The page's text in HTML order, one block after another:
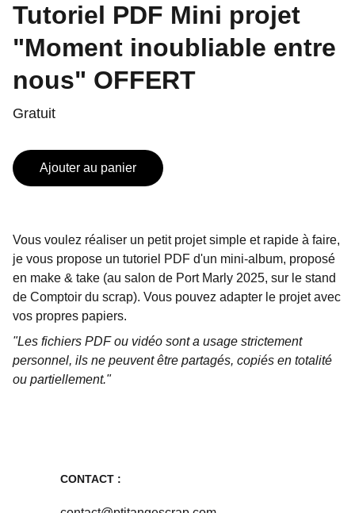
Tutoriel PDF Mini projet
"Moment inoubliable entre
nous" OFFERT
Gratuit
Ajouter au panier
Vous voulez réaliser un petit projet simple et rapide à faire,
je vous propose un tutoriel PDF d'un mini-album, proposé
en make & take (au salon de Port Marly 2025, sur le stand
de Comptoir du scrap). Vous pouvez adapter le projet avec
vos propres papiers.
"Les fichiers PDF ou vidéo sont a usage strictement
personnel, ils ne peuvent être partagés, copiés en totalité
ou partiellement."
CONTACT :